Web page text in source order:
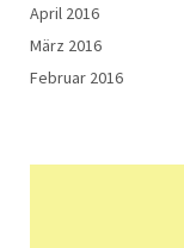
April 2016
März 2016
Februar 2016